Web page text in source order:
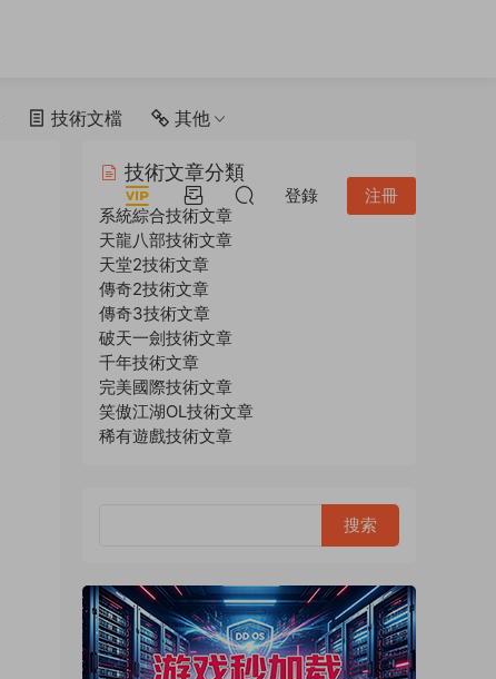
技術文檔 其他
登錄 注冊
技術文章分類
系統綜合技術文章
天龍八部技術文章
天堂2技術文章
傳奇2技術文章
傳奇3技術文章
破天一劍技術文章
千年技術文章
完美國際技術文章
笑傲江湖OL技術文章
稀有遊戲技術文章